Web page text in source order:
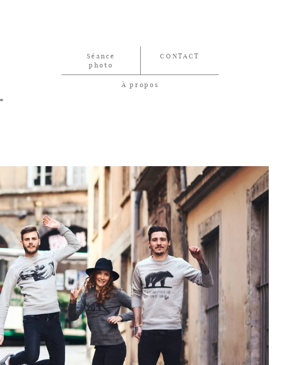
Séance
photo
CONTACT
À propos